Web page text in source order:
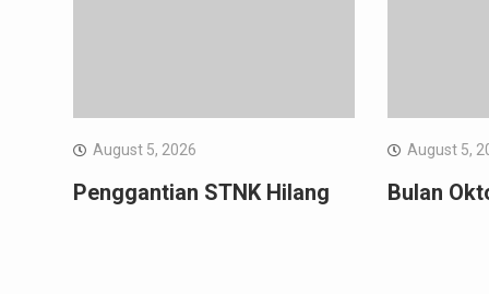
August 5, 2026
Penggantian STNK Hilang
August 5,
Bulan